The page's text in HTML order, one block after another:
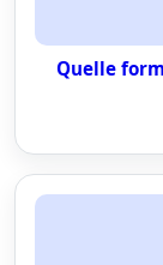
Quelle